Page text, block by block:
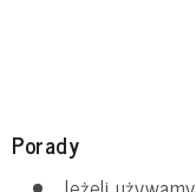
Porady